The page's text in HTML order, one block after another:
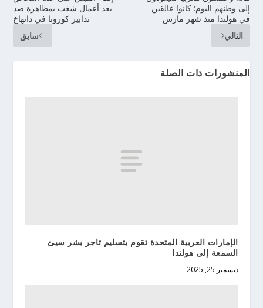
بعد أعمال شغب بمظاهرة ضد
تدابير كورونا في دانهاخ
سابق
إلى وطنهم اليوم: كانوا عالقين
في هولندا منذ شهر مارس
التالي
المنشورات ذات الصلة
الإمارات العربية المتحدة تقوم بتسليم تاجر بشر سيئ
السمعة إلى هولندا
ديسمبر 25, 2025